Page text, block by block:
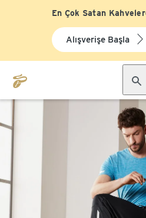
En Çok Satan
Alışverişe Başla